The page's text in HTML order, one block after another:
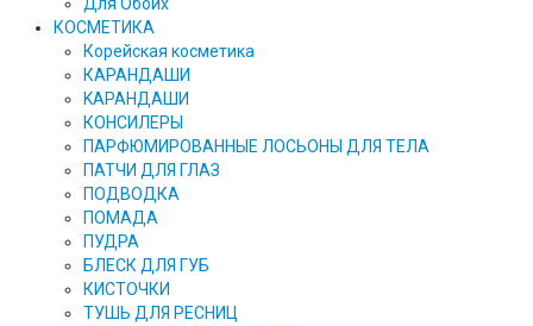
Для Обоих
КОСМЕТИКА
Корейская косметика
КАРАНДAШИ
KAPAHДАШИ
КОНСИЛЕРЫ
ПАРФЮМИРОВАННЫЕ ЛОСЬОНЫ ДЛЯ ТЕЛА
ПАТЧИ ДЛЯ ГЛАЗ
ПОДВОДКА
ПОМАДА
ПУДРА
БЛЕСК ДЛЯ ГУБ
КИСТОЧКИ
ТУШЬ ДЛЯ РЕСНИЦ